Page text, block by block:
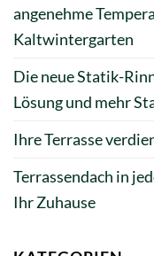
angenehme
Kaltwintergarten
Die neue Statik-
Lösung und mehr
Ihre Terrasse
Terrassendach in
Ihr Zuhause